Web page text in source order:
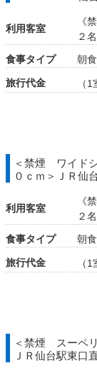
利用客室
《
２名
食事タイプ
朝
旅行代金 （
＜禁煙 ワイド
０ｃｍ＞ＪＲ仙
利用客室
《
２名
食事タイプ
朝
旅行代金 （
＜禁煙 スーペ
ＪＲ仙台駅東口